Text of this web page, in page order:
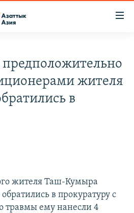
жителя
в
жителя Таш-Кумыра
в прокуратуру с
травмы ему нанесли 4